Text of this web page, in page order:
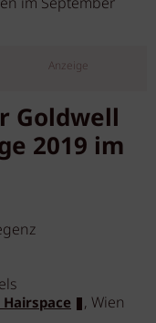
Anzeige
Goldwell
2019 im
Hairspace
, Wien